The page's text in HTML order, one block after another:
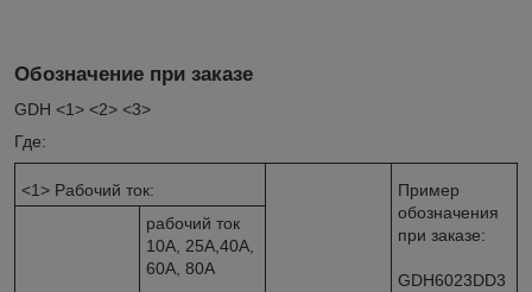
Обозначение при заказе
GDH <1> <2> <3>
Где:
<1> Рабочий ток:
Пример
обозначения
при заказе:
GDH6023DD3
рабочий ток
10А, 25А,40А,
60А, 80А